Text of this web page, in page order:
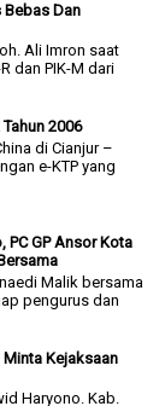
Bebas Dan
Ali Imron saat
dan PIK-M dari
2006
di Cianjur –
e-KTP yang
PC GP Ansor Kota
Malik bersama
pengurus dan
Minta Kejaksaan
Haryono. Kab.